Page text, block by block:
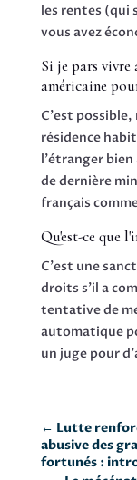
les rentes (qui
vous avez
Si je pars
américaine
C'est
résidence
l'étranger bien
de dernière
français
Qu'est-ce que
C'est une
droits s'il a
tentative de
automatique
un juge pour
← Lutte
abusive des
fortunés :